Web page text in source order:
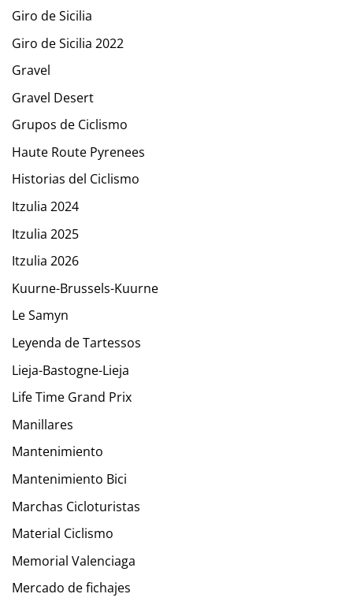
Giro de Sicilia
Giro de Sicilia 2022
Gravel
Gravel Desert
Grupos de Ciclismo
Haute Route Pyrenees
Historias del Ciclismo
Itzulia 2024
Itzulia 2025
Itzulia 2026
Kuurne-Brussels-Kuurne
Le Samyn
Leyenda de Tartessos
Lieja-Bastogne-Lieja
Life Time Grand Prix
Manillares
Mantenimiento
Mantenimiento Bici
Marchas Cicloturistas
Material Ciclismo
Memorial Valenciaga
Mercado de fichajes